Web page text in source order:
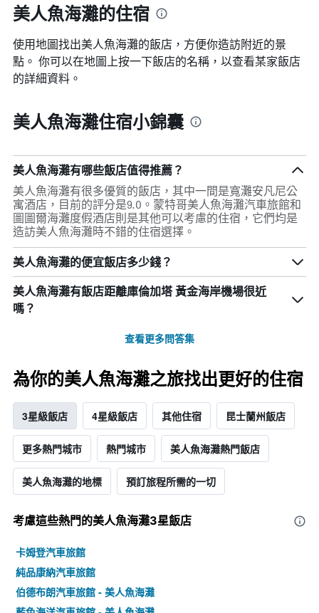
美人魚海灘的住宿
使用地圖找出美人魚海灘​的飯店，方便你造訪附近的景
點。 你可以在地圖上按一下飯店的名稱，以查看某家飯店
的詳細資料。
美人魚海灘住宿小錦囊
美人魚海灘有哪些飯店值得推薦？
美人魚海灘有很多優質的飯店，其中一間是寬灘安凡尼公
寓酒店，目前的評分是9.0。蒙特哥美人魚海灘汽車旅館和
圖圖爾海灘度假酒店則是其他可以考慮的住宿，它們均是
造訪美人魚海灘時不錯的住宿選擇。
美人魚海灘的便宜飯店多少錢？
美人魚海灘​有飯店距離庫倫加塔 黃金海岸機場​很近
嗎？
查看更多問答集
為你的美人魚海灘之旅找出更好的住宿
3星級飯店 4星級飯店 其他住宿 昆士蘭州飯店
更多熱門城市 熱門城市 美人魚海灘熱門飯店
美人魚海灘的地標 預訂旅程所需的一切
考慮這些熱門的美人魚海灘3星​飯店
卡姆登汽車旅館
純品康納汽車旅館
伯德布朗汽車旅館 - 美人魚海灘